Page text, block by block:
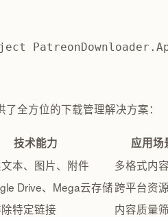
全方位的下载管理解决方案：
技术能力
应用场
本、图片、附件
多格式内
Drive、Mega云存储跨平台资
特定链接
内容质量